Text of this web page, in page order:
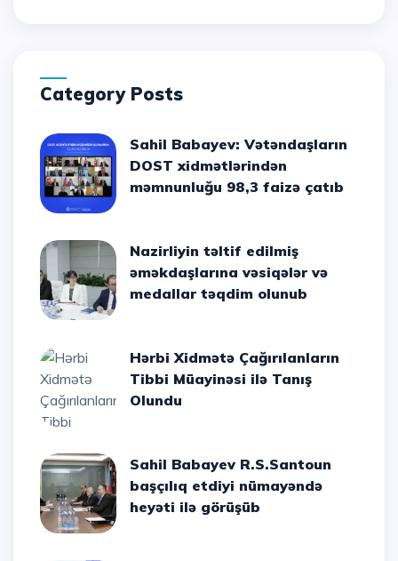
Category Posts
Sahil Babayev: Vətəndaşların
DOST xidmətlərindən
məmnunluğu 98,3 faizə çatıb
Nazirliyin təltif edilmiş
əməkdaşlarına vəsiqələr və
medallar təqdim olunub
Hərbi Xidmətə Çağırılanların
Tibbi Müayinəsi ilə Tanış
Olundu
Sahil Babayev R.S.Santoun
başçılıq etdiyi nümayəndə
heyəti ilə görüşüb